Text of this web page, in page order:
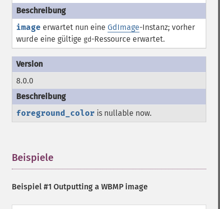
image erwartet nun eine GdImage-Instanz; vorher
wurde eine gültige gd-Ressource erwartet.
8.0.0
foreground_color is nullable now.
Beispiele
Beispiel #1 Outputting a WBMP image